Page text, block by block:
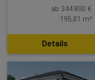
ab 344.800 €
195,81 m²
Details